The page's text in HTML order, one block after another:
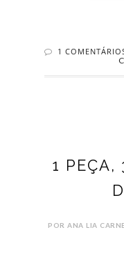
1
1 PEÇA,
POR ANA LIA